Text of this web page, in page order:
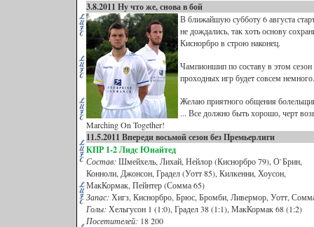
3.8.2011 Ну что же, снова в бой
В ближайшую субботу 6 августа
не дождались, так хоть основу
Киснорбро в строю наконец.
Чампионшип по составу в этом
проходных игр будет совсем
Желаю приятного общения
... Все должно быть хорошо, черт
Marching On Together!
11.5.2011 Впереди восьмой сезон без Премьерлиги
КПР 1-2 Лидс Юнайтед
Состав: Шмейхель, Лихай, Нейлор (Киснорбро 79), О`Брин,
Конноли, Джонсон, Градел (Уотт 85), Килкенни, Хоусон,
МакКормак, Пейнтер (Сомма 65)
Запас: Хигз, Киснорбро, Брюс, Бромби, Ливермор, Уотт,
Голы: Хельгусон 1 (1:0), Градел 38 (1:1), МакКормак 68 (1:2)
Посетителей: 18 200